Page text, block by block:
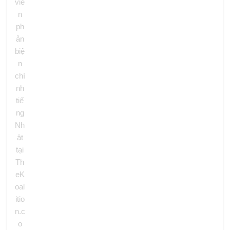
viê
n
ph
ản
biệ
n
chí
nh
tiế
ng
Nh
ật
tại
Th
eK
oal
itio
n.c
o